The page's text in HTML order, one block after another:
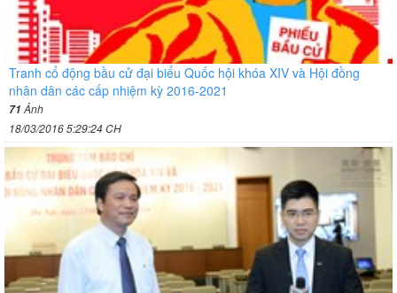
Tranh cổ động bầu cử đại biểu Quốc hội khóa XIV và Hội đồng
nhân dân các cấp nhiệm kỳ 2016-2021
71 Ảnh
18/03/2016 5:29:24 CH